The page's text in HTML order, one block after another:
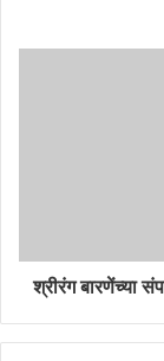
श्रीरंग बारणेंच्या